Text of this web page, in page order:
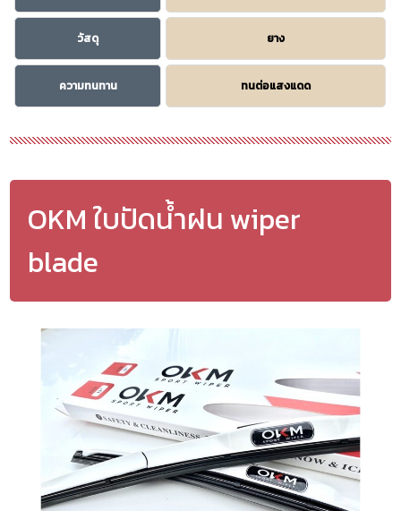
วัสดุ ยาง
ความทนทาน ทนต่อแสงแดด
OKM ใบปัดน้ำฝน wiper
blade